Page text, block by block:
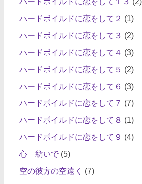
ハードボイルドに恋をして１３ (2)
ハードボイルドに恋をして２ (1)
ハードボイルドに恋をして３ (2)
ハードボイルドに恋をして４ (3)
ハードボイルドに恋をして５ (2)
ハードボイルドに恋をして６ (3)
ハードボイルドに恋をして７ (7)
ハードボイルドに恋をして８ (1)
ハードボイルドに恋をして９ (4)
心 紡いで(5)
空の彼方の空遠く
(7)